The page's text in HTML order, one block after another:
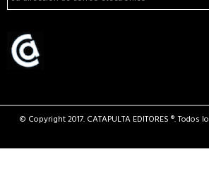
© Copyright 2017. CATAPULTA EDITORES ®. Todos